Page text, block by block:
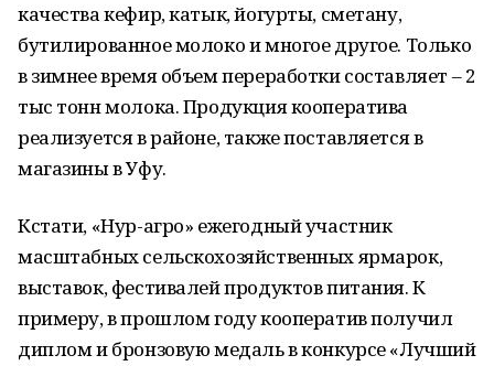
качества кефир, катык, йогурты, сметану,
бутилированное молоко и многое другое. Только
в зимнее время объем переработки составляет – 2
тыс тонн молока. Продукция кооператива
реализуется в районе, также поставляется в
магазины в Уфу.
Кстати, «Нур-агро» ежегодный участник
масштабных сельскохозяйственных ярмарок,
выставок, фестивалей продуктов питания. К
примеру, в прошлом году кооператив получил
диплом и бронзовую медаль в конкурсе «Лучший